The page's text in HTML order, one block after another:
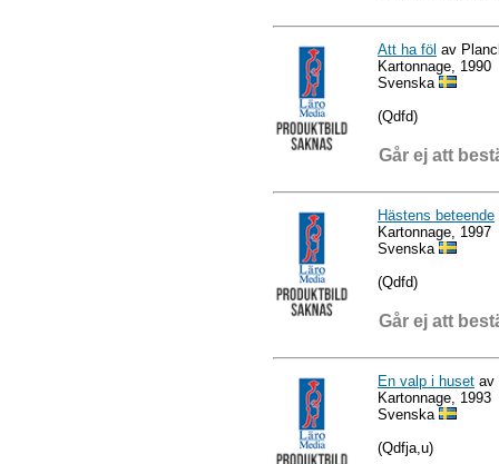
Att ha föl av
Kartonnage, 1990
Svenska
(Qdfd)
Går ej att
Hästens beteende
Kartonnage, 1997
Svenska
(Qdfd)
Går ej att
En valp i huset av
Kartonnage, 1993
Svenska
(Qdfja,u)